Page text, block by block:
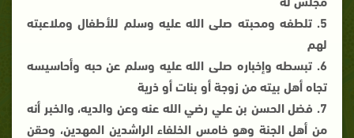
5. تلطفه ومحبته صلى الله عليه وسلم للأطفال وملاعبته
لهم
6. تبسطه وإخباره صلى الله عليه وسلم عن حبه وأحاسيسه
تجاه أهل بيته من زوجة أو بنات أو ذرية
7. فضل الحسن بن علي رضي الله عنه وعن والديه، والخبر أنه
من أهل الجنة وهو خامس الخلفاء الراشدين المهدين، وحقن